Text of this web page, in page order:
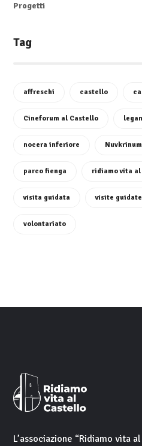
Progetti
Tag
affreschi castello
Cineforum al Castello
nocera inferiore
parco fienga ridiamo vita
visita guidata visite guidate
volontariato
L’associazione “Ridiamo vita